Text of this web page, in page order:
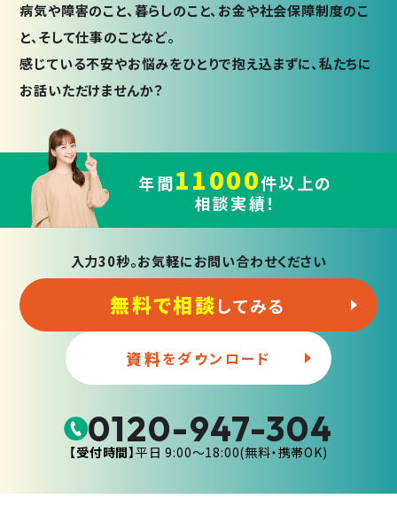
病気や障害のこと、暮らしのこと、お金や社会保障制度のこ
と、そして仕事のことなど。
感じている不安やお悩みをひとりで抱え込まずに、私たちに
お話いただけませんか？
年間11000件以上の
相談実績！
入力30秒。お気軽にお問い合わせください
無料で相談してみる
資料をダウンロード
0120-947-304
【受付時間】平日 9:00〜18:00(無料・携帯OK)